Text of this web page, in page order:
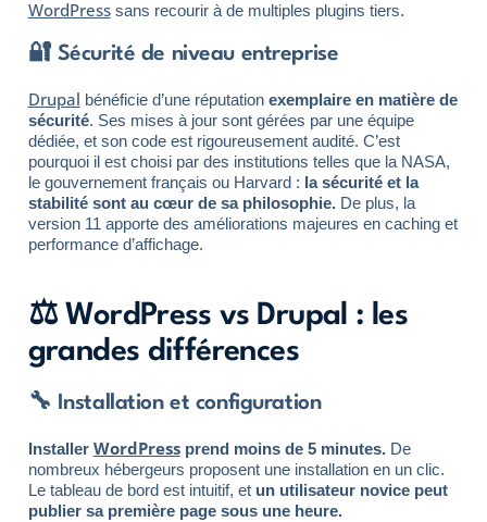
WordPresssans recourir à de multiples plugins tiers.
🔐 Sécurité de niveau entreprise
Drupal bénéficie d’une réputation exemplaire en matière de
sécurité. Ses mises à jour sont gérées par une équipe
dédiée, et son code est rigoureusement audité. C’est
pourquoi il est choisi par des institutions telles que la NASA,
le gouvernement français ou Harvard : la sécurité et la
stabilité sont au cœur de sa philosophie.De plus, la
version 11 apporte des améliorations majeures en caching et
performance d’affichage.
⚖️ WordPress vs Drupal : les
grandes différences
🔧 Installation et configuration
Installer WordPressprend moins de 5 minutes.De
nombreux hébergeurs proposent une installation en un clic.
Le tableau de bord est intuitif, et un utilisateur novice peut
publier sa première page sous une heure.